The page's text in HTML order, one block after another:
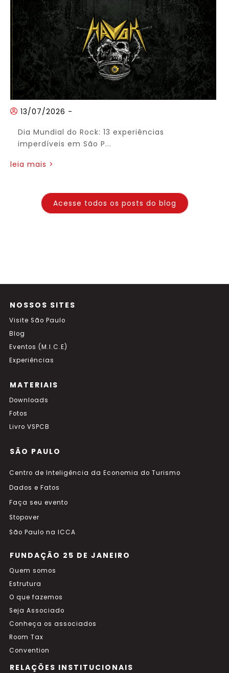
13/07/2026 -
Dia Mundial do Rock: 13 experiências
imperdíveis em São P...
leia mais >
Acesse todos os posts do blog
NOSSOS SITES
Visite São Paulo
Blog
Eventos (M.I.C.E)
Experiências
MATERIAIS
Downloads
Fotos
Livro VSPCB
SÃO PAULO
Centro de Inteligência da Economia do Turismo
Dados e Fatos
Faça seu evento
Stopover
São Paulo na ICCA
FUNDAÇÃO 25 DE JANEIRO
Quem somos
Estrutura
O que fazemos
Seja Associado
Conheça os associados
Room Tax
Convention
RELAÇÕES INSTITUCIONAIS